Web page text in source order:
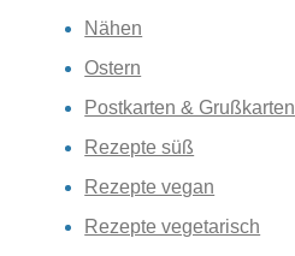
Nähen
Ostern
Postkarten & Grußkarten
Rezepte süß
Rezepte vegan
Rezepte vegetarisch